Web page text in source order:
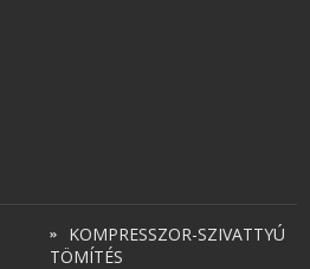
KOMPRESSZOR-SZIVATTYÚ
TÖMÍTÉS